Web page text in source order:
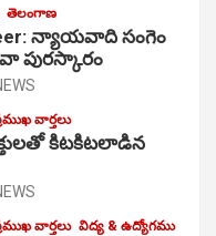
తెలంగాణ
న్యాయవాది సంగెం
పురస్కారం
వార్తలు
కిటకిటలాడిన
వార్తలు విద్య & ఉద్యోగము